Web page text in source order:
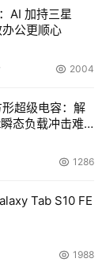
耗，在服务器
运行4年的电力
年将广泛用于
。其65纳米制
能提升20%，
交换功率节省
AI 加持三星
公更顺心
2004
超级电容：解
态负载冲击难
1286
Tab S10 FE
1988